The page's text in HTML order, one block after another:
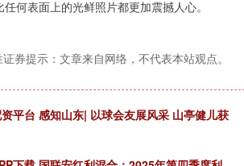
何表面上的光鲜照片都更加震撼人心。
券提示：文章来自网络，不代表本站观点。
平台 感知山东| 以球会友展风采 山亭健儿获